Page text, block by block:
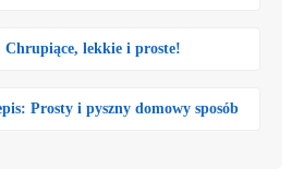
lekkie i proste!
Prosty i pyszny domowy sposób